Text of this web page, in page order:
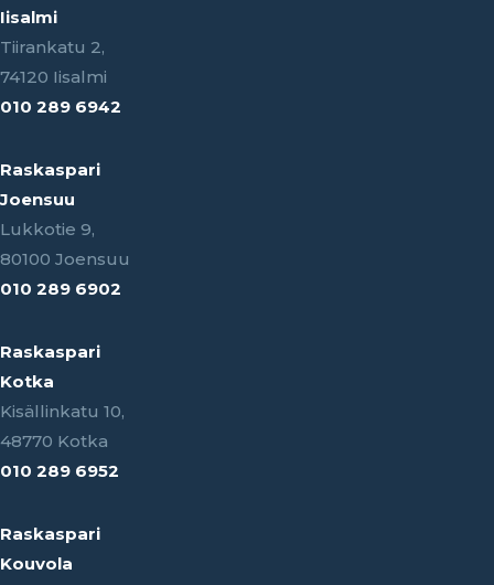
Iisalmi
Tiirankatu 2,
74120 Iisalmi
010 289 6942
Raskaspari
Joensuu
Lukkotie 9,
80100 Joensuu
010 289 6902
Raskaspari
Kotka
Kisällinkatu 10,
48770 Kotka
010 289 6952
Raskaspari
Kouvola